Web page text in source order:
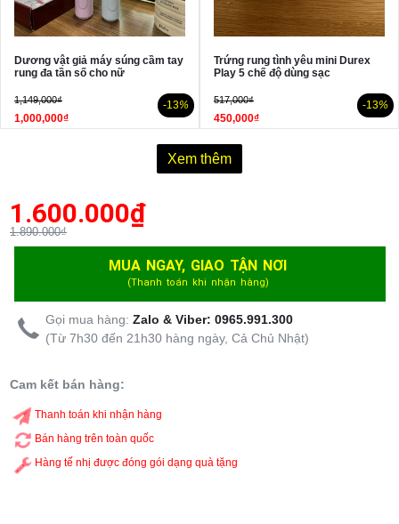
Dương vật giả máy súng cầm tay
rung đa tần số cho nữ
1,149,000₫
1,000,000₫
-13%
Trứng rung tình yêu mini Durex
Play 5 chế độ dùng sạc
517,000₫
450,000₫
-13%
Xem thêm
1.600.000₫
1.890.000₫
MUA NGAY, GIAO TẬN NƠI
(Thanh toán khi nhận hàng)
Gọi mua hàng: Zalo & Viber: 0965.991.300
(Từ 7h30 đến 21h30 hàng ngày, Cả Chủ Nhật)
Cam kết bán hàng:
Thanh toán khi nhận hàng
Bán hàng trên toàn quốc
Hàng tế nhị được đóng gói dạng quà tặng